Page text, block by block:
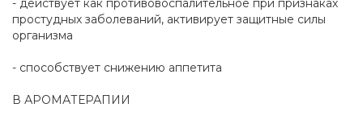
- действует как противовоспалительное при признаках
простудных заболеваний, активирует защитные силы
организма
- способствует снижению аппетита
В АРОМАТЕРАПИИ